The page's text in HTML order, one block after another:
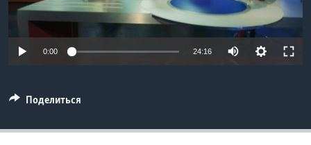
Learning English
Языки
0:00 24:16
Поделиться